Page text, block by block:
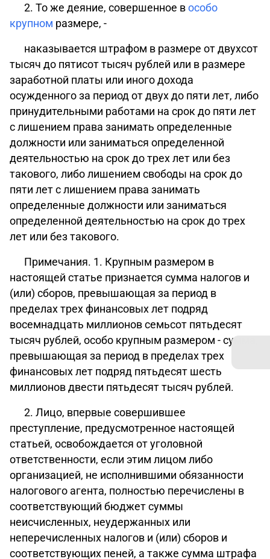
2. То же деяние, совершенное вособо
крупном размере, -
наказывается штрафом в размере от двухсот
тысяч до пятисот тысяч рублей или в размере
заработной платы или иного дохода
осужденного за период от двух до пяти лет, либо
принудительными работами на срок до пяти лет
с лишением права занимать определенные
должности или заниматься определенной
деятельностью на срок до трех лет или без
такового, либо лишением свободы на срок до
пяти лет с лишением права занимать
определенные должности или заниматься
определенной деятельностью на срок до трех
лет или без такового.
Примечания. 1. Крупным размером в
настоящей статье признается сумма налогов и
(или) сборов, превышающая за период в
пределах трех финансовых лет подряд
восемнадцать миллионов семьсот пятьдесят
тысяч рублей, особо крупным размером - сумма,
превышающая за период в пределах трех
финансовых лет подряд пятьдесят шесть
миллионов двести пятьдесят тысяч рублей.
2. Лицо, впервые совершившее
преступление, предусмотренное настоящей
статьей, освобождается от уголовной
ответственности, если этим лицом либо
организацией, не исполнившими обязанности
налогового агента, полностью перечислены в
соответствующий бюджет суммы
неисчисленных, неудержанных или
неперечисленных налогов и (или) сборов и
соответствующих пеней, а также сумма штрафа